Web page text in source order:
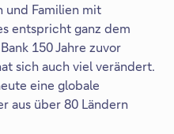
und Familien mit
entspricht ganz dem
150 Jahre zuvor
sich auch viel verändert.
eine globale
aus über 80 Ländern